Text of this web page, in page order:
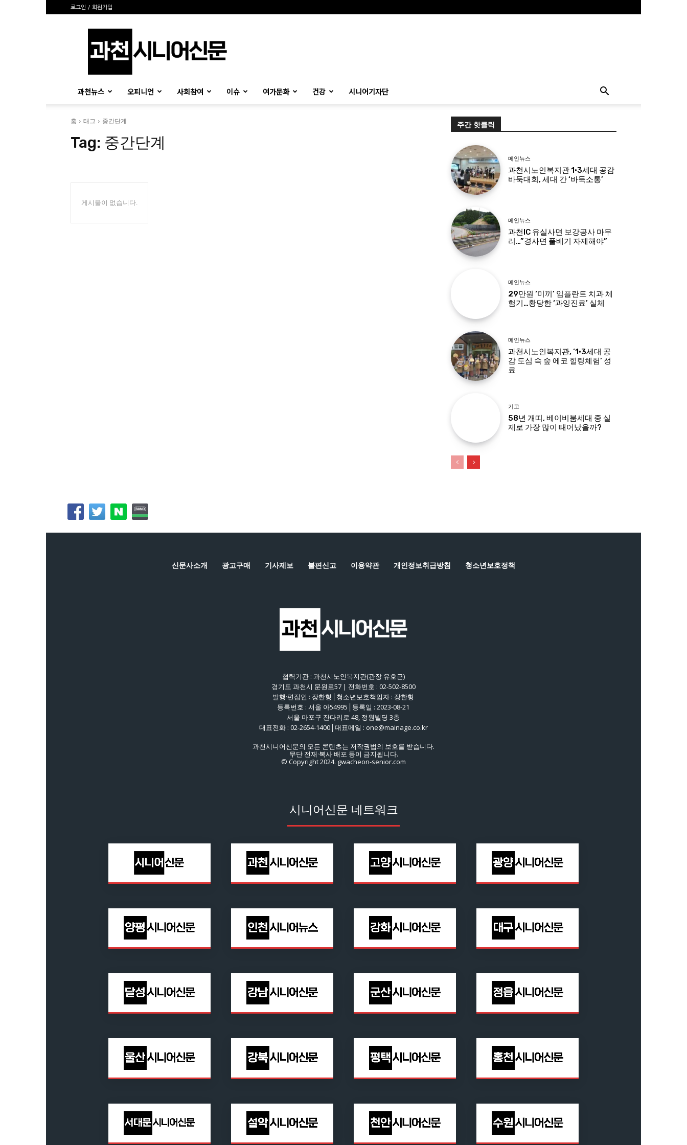
로그인 / 회원가입
시
과천뉴스 오피니언 사회참여 이슈 여가문화 건강 시니어기자단
홈 태그 중간단계
Tag: 중간단계
게시물이 없습니다.
주간 핫클릭
메인뉴스
과천시노인복지관 1·3세대 공감
바둑대회, 세대 간 ‘바둑소통’
메인뉴스
과천IC 유실사면 보강공사 마무
리…”경사면 풀베기 자제해야”
메인뉴스
29만원 ‘미끼’ 임플란트 치과 체
험기…황당한 ‘과잉진료’ 실체
메인뉴스
과천시노인복지관, ‘1·3세대 공
감 도심 속 숲 에코 힐링체험’ 성
료
기고
58년 개띠, 베이비붐세대 중 실
제로 가장 많이 태어났을까?
신문사소개 광고구매 기사제보 불편신고 이용약관 개인정보취급방침 청소년보호정책
협력기관 : 과천시노인복지관(관장 유호근)
경기도 과천시 문원로57 | 전화번호 : 02-502-8500
발행·편집인 : 장한형│청소년보호책임자 : 장한형
등록번호 : 서울 아54995│등록일 : 2023-08-21
서울 마포구 잔다리로 48, 정원빌딩 3층
대표전화 : 02-2654-1400│대표메일 : one@mainage.co.kr
과천시니어신문의 모든 콘텐츠는 저작권법의 보호를 받습니다.
무단 전재·복사·배포 등이 금지됩니다.
© Copyright 2024. gwacheon-senior.com
시니어신문 네트워크